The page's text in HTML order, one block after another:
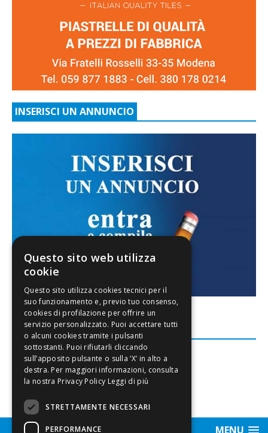
INSERISCI UN ANNUNCIO
FACEBOOK
MENU
Questo sito web utilizza
cookie
Leggi di più
STRETTAMENTE NECESSARI
PERFORMANCE